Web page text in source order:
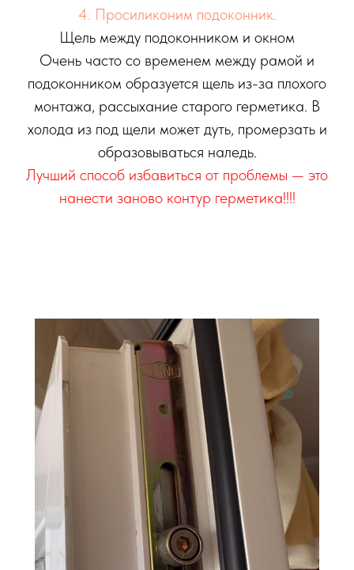
4. Просиликоним подоконник.
Щель между подоконником и окном
Очень часто со временем между рамой и
подоконником образуется щель из-за плохого
монтажа, рассыхание старого герметика. В
холода из под щели может дуть, промерзать и
образовываться наледь.
Лучший способ избавиться от проблемы — это
нанести заново контур герметика!!!!